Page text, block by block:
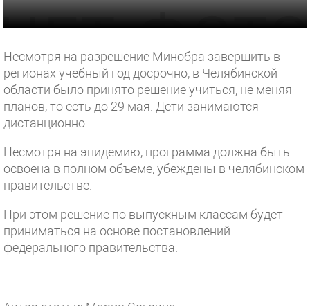
Несмотря на разрешение Минобра завершить в
регионах учебный год досрочно, в Челябинской
области было принято решение учиться, не меняя
планов, то есть до 29 мая. Дети занимаются
дистанционно.
Несмотря на эпидемию, программа должна быть
освоена в полном объеме, убеждены в челябинском
правительстве.
При этом решение по выпускным классам будет
приниматься на основе постановлений
федерального правительства.